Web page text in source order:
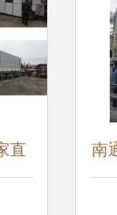
直
用
南